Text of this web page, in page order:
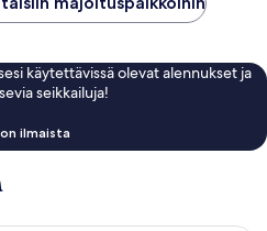
käytettävissä olevat alennukset ja
seikkailuja!
ilmaista